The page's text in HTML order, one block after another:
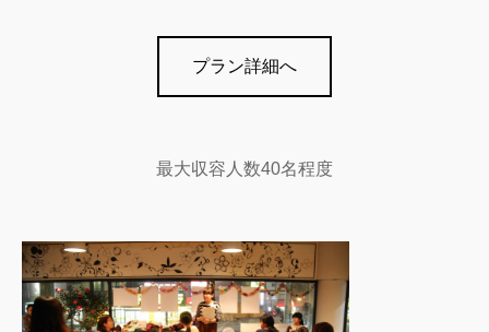
プラン詳細へ
最大収容人数40名程度